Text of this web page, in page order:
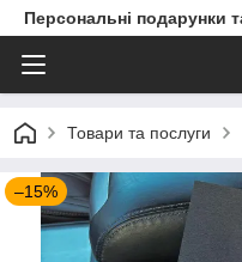
Персональні подарунки
Товари та послуги
–15%